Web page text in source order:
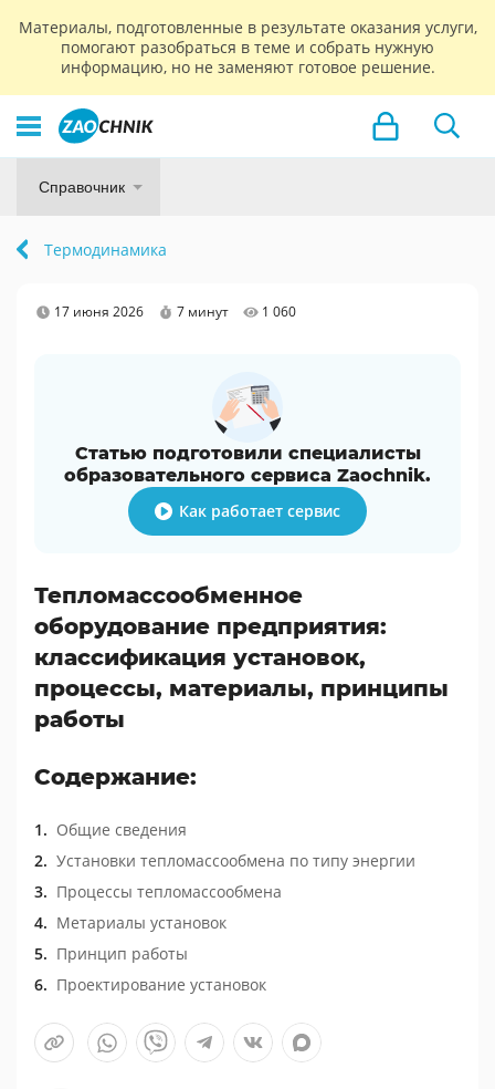
Материалы, подготовленные в результате оказания услуги,
помогают разобраться в теме и собрать нужную
информацию, но не заменяют готовое решение.
Справочник
Термодинамика
17 июня 2026 7 минут 1 060
Статью подготовили специалисты
образовательного сервиса Zaochnik.
Как работает сервис
Тепломассообменное
оборудование предприятия:
классификация установок,
процессы, материалы, принципы
работы
Содержание:
Общие сведения
Установки тепломассообмена по типу энергии
Процессы тепломассообмена
Метариалы установок
Принцип работы
Проектирование установок